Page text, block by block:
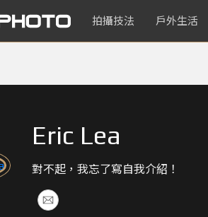
拍攝技法 戶外生活
Eric Lea
對不起，我忘了寫自我介紹！